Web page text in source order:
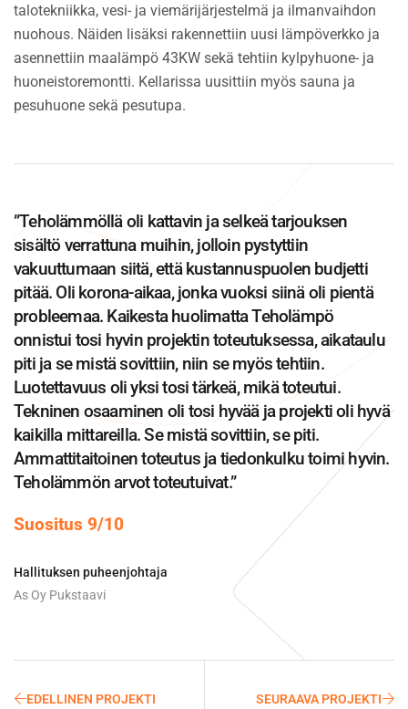
talotekniikka, vesi- ja viemärijärjestelmä ja ilmanvaihdon
nuohous. Näiden lisäksi rakennettiin uusi lämpöverkko ja
asennettiin maalämpö 43KW sekä tehtiin kylpyhuone- ja
huoneistoremontti. Kellarissa uusittiin myös sauna ja
pesuhuone sekä pesutupa.
”Teholämmöllä oli kattavin ja selkeä tarjouksen
sisältö verrattuna muihin, jolloin pystyttiin
vakuuttumaan siitä, että kustannuspuolen budjetti
pitää. Oli korona-aikaa, jonka vuoksi siinä oli pientä
probleemaa. Kaikesta huolimatta Teholämpö
onnistui tosi hyvin projektin toteutuksessa, aikataulu
piti ja se mistä sovittiin, niin se myös tehtiin.
Luotettavuus oli yksi tosi tärkeä, mikä toteutui.
Tekninen osaaminen oli tosi hyvää ja projekti oli hyvä
kaikilla mittareilla. Se mistä sovittiin, se piti.
Ammattitaitoinen toteutus ja tiedonkulku toimi hyvin.
Teholämmön arvot toteutuivat.”
Suositus 9/10
Hallituksen puheenjohtaja
As Oy Pukstaavi
EDELLINEN PROJEKTI SEURAAVA PROJEKTI